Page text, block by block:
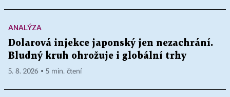
ANALÝZA
Dolarová injekce japonský jen nezachrání.
Bludný kruh ohrožuje i globální trhy
5. 8. 2026 ▪ 5 min. čtení